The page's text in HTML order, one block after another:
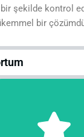
şekilde kontrol
bir
Tıkla!